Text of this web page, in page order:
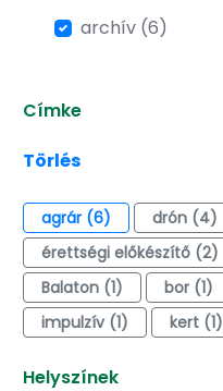
archív (6)
Címke
Törlés
agrár (6) drón (4)
érettségi előkészítő (2)
Balaton (1)
bor (1)
impulzív (1)
kert (1)
Helyszínek